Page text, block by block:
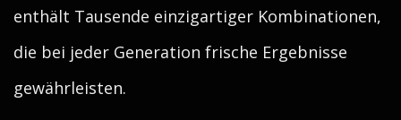
enthält Tausende einzigartiger Kombinationen,
die bei jeder Generation frische Ergebnisse
gewährleisten.